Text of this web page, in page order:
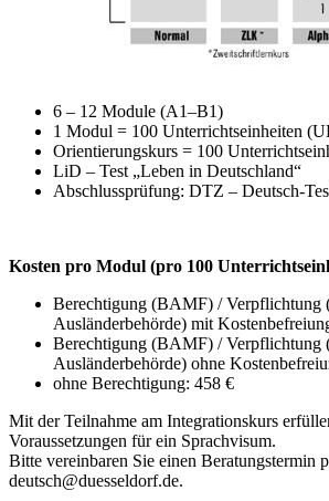
6 – 12 Module (A1–B1)
1 Modul = 100 Unterrichtseinheiten
Orientierungskurs = 100
LiD – Test „Leben in Deutschland“
Abschlussprüfung: DTZ – Deutsch-
Kosten pro Modul (pro 100
Berechtigung (BAMF) / Verpflichtung
Ausländerbehörde) mit
Berechtigung (BAMF) / Verpflichtung
Ausländerbehörde) ohne
ohne Berechtigung: 458 €
Mit der Teilnahme am Integrationskurs
Voraussetzungen für ein Sprachvisum.
Bitte vereinbaren Sie einen Beratungstermin
deutsch@duesseldorf.de.